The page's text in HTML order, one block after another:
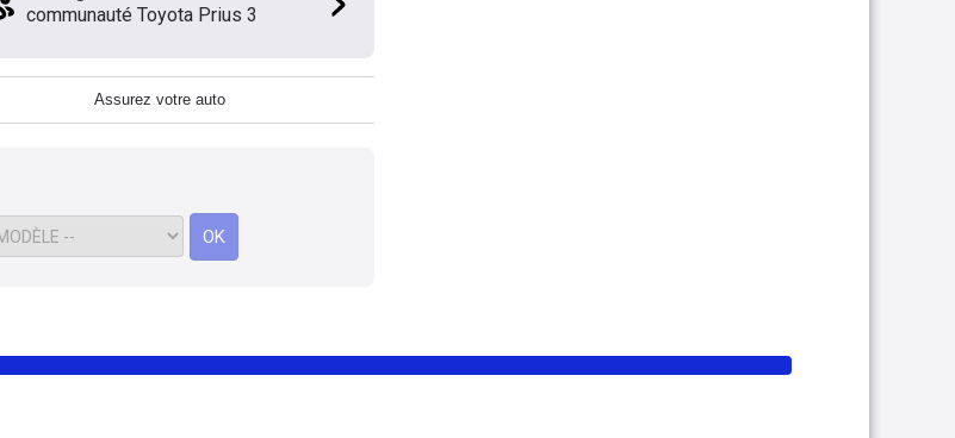
communauté Toyota Prius 3
Assurez votre auto
OK